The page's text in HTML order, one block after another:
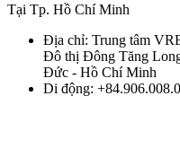
Tại Tp. Hồ Chí Minh
Địa chỉ: Trung tâm
Đô thị Đông Tăng
Đức - Hồ Chí Minh
Di động: